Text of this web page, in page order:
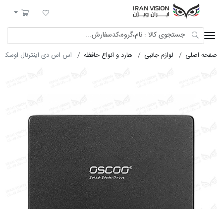
لیست مورد علاقه
سبد خرید
صفحه اصلی لوازم جانبی هارد و انواع حافظه اس اس دی اینترنال اوسکو 1T